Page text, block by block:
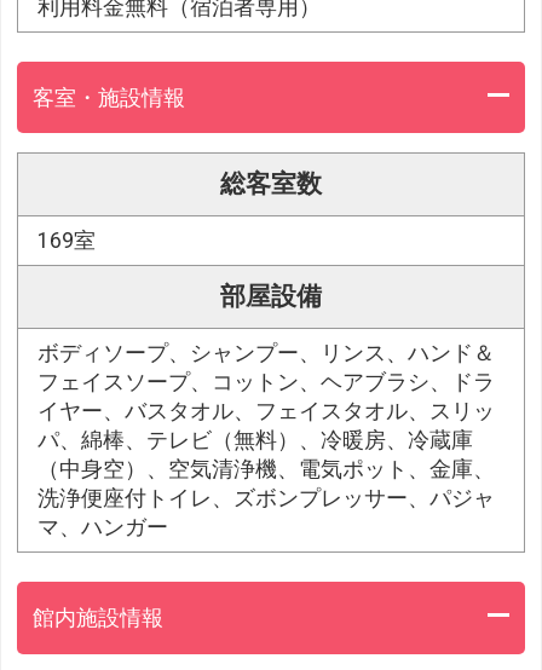
利用料金無料（宿泊者専用）
客室・施設情報
総客室数
169室
部屋設備
ボディソープ、シャンプー、リンス、ハンド＆
フェイスソープ、コットン、ヘアブラシ、ドラ
イヤー、バスタオル、フェイスタオル、スリッ
パ、綿棒、テレビ（無料）、冷暖房、冷蔵庫
（中身空）、空気清浄機、電気ポット、金庫、
洗浄便座付トイレ、ズボンプレッサー、パジャ
マ、ハンガー
館内施設情報